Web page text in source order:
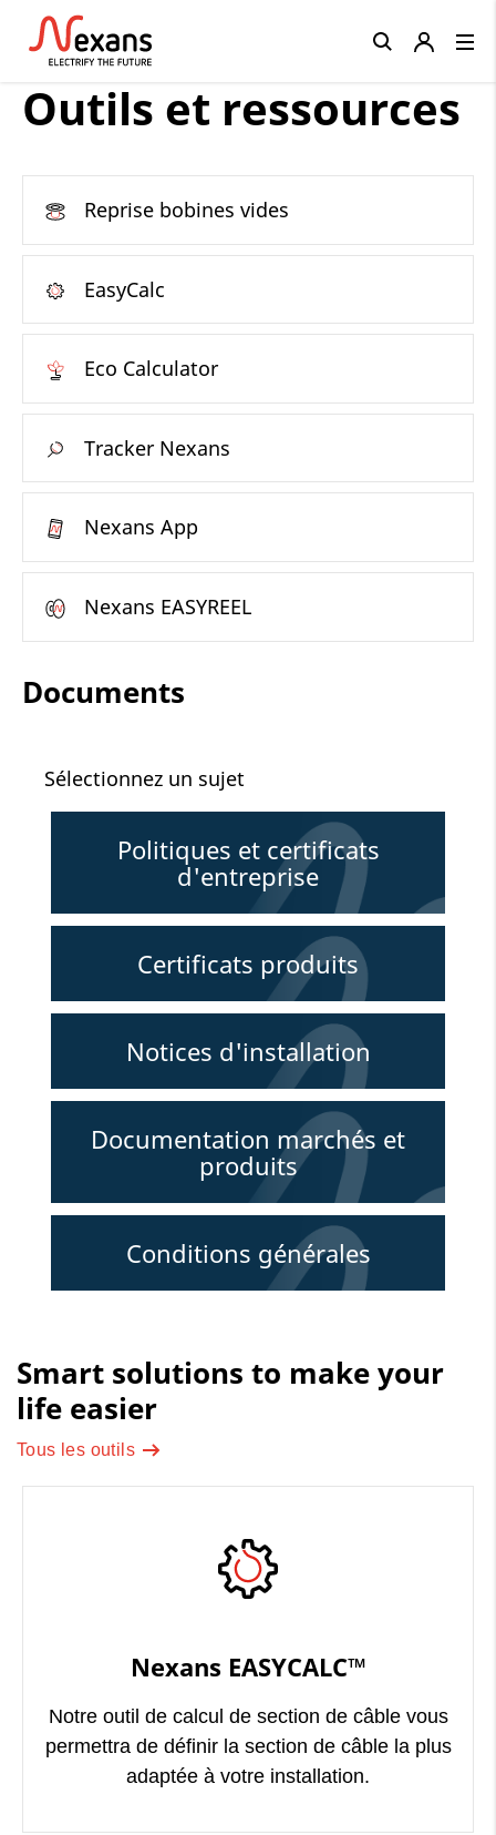
Outils et ressources
Reprise bobines vides
EasyCalc
Eco Calculator
Tracker Nexans
Nexans App
Nexans EASYREEL
Documents
Sélectionnez un sujet
Politiques et certificats
d'entreprise
Certificats produits
Notices d'installation
Documentation marchés et
produits
Conditions générales
Smart solutions to make your
life easier
Tous les outils
Nexans EASYCALC™
Notre outil de calcul de section de câble vous
permettra de définir la section de câble la plus
adaptée à votre installation.
Close